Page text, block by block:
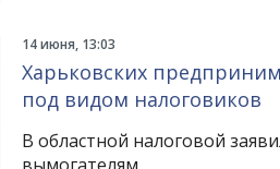
14 июня, 13:03
Харьковских
под видом налоговиков
В областной налоговой